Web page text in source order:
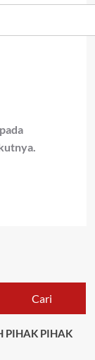
Cari
PIHAK PIHAK